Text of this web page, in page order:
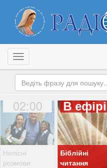
Toggle navigation
02:00
Непісні
розмови
В ефірі
Біблійні
читання